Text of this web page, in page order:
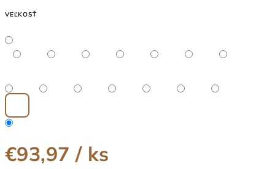
VEĽKOSŤ
€93,97 / ks